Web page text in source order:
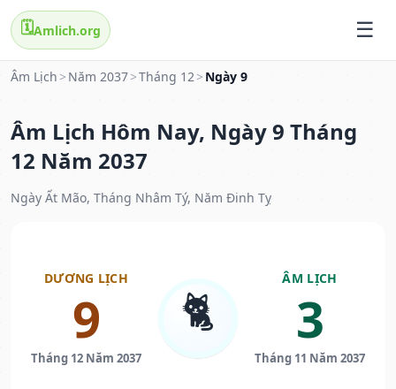
🗓️Amlich.org
Âm Lịch > Năm 2037>Tháng 12> Ngày 9
Âm Lịch Hôm Nay, Ngày 9 Tháng
12 Năm 2037
Ngày Ất Mão, Tháng Nhâm Tý, Năm Đinh Tỵ
DƯƠNG LỊCH
9
Tháng 12 Năm 2037
🐈
ÂM LỊCH
3
Tháng 11 Năm 2037